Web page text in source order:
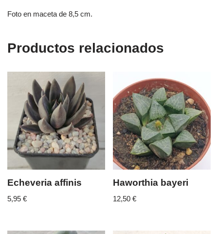
Foto en maceta de 8,5 cm.
Productos relacionados
Echeveria affinis
5,95 €
Haworthia bayeri
12,50€